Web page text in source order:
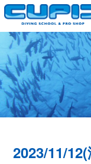
2023/11/